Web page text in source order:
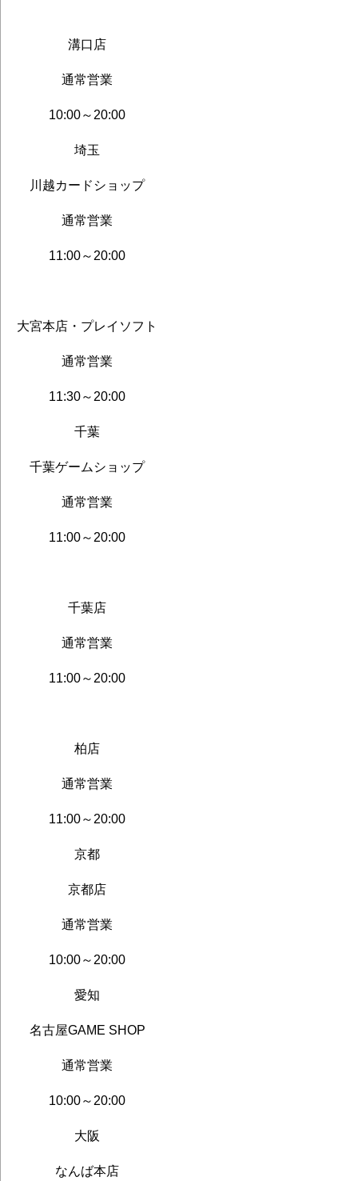
溝口店
通常営業
10:00～20:00
埼玉
川越カードショップ
通常営業
11:00～20:00
大宮本店・プレイソフト
通常営業
11:30～20:00
千葉
千葉ゲームショップ
通常営業
11:00～20:00
千葉店
通常営業
11:00～20:00
柏店
通常営業
11:00～20:00
京都
京都店
通常営業
10:00～20:00
愛知
名古屋GAME SHOP
通常営業
10:00～20:00
大阪
なんば本店